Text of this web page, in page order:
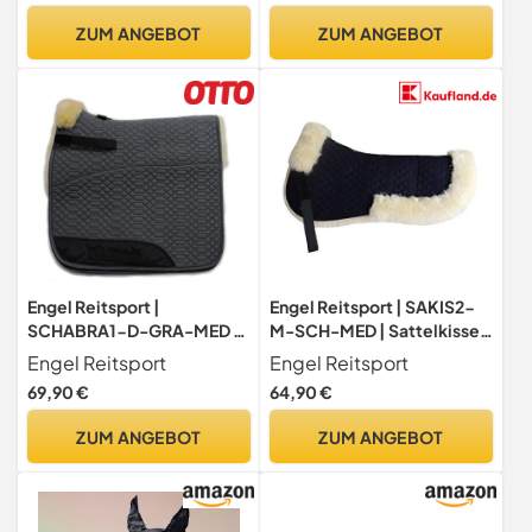
ZUM ANGEBOT
Tannengrün
ZUM ANGEBOT
Engel Reitsport |
SCHABRA1-D-GRA-MED |
Schabracke | Steppstoff |
Lammfell im Sattelbereich
| Half Lined | Fellkranz vorne
med.
Engel Reitsport
69,90 €
ZUM ANGEBOT
Engel Reitsport | SAKIS2-
M-SCH-MED | Sattelkissen
mit echtem Merino
Lammfell | mit Fellrand
vorne und hinten |
med. Grösse M
Engel Reitsport
64,90 €
ZUM ANGEBOT